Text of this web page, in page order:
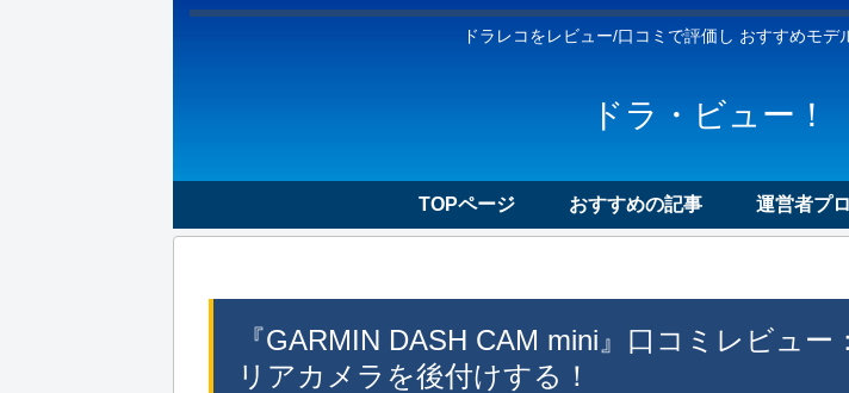
ドラレコをレビュー/口コミで評価し おすすめモ
ドラ・ビュー！
TOPページ おすすめの記事 運営者プ
『GARMIN DASH CAM mini』口コミレビュー
リアカメラを後付けする！